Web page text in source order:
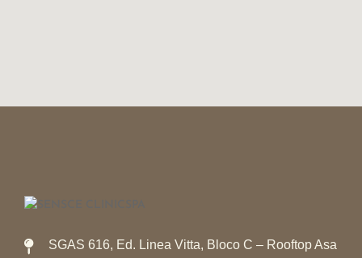
SGAS 616, Ed. Linea Vitta, Bloco C – Rooftop Asa